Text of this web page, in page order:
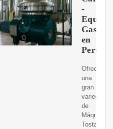
-
en
Perú
Ofrecemos
una
gran
variedad
de
Máquina
Tostadora